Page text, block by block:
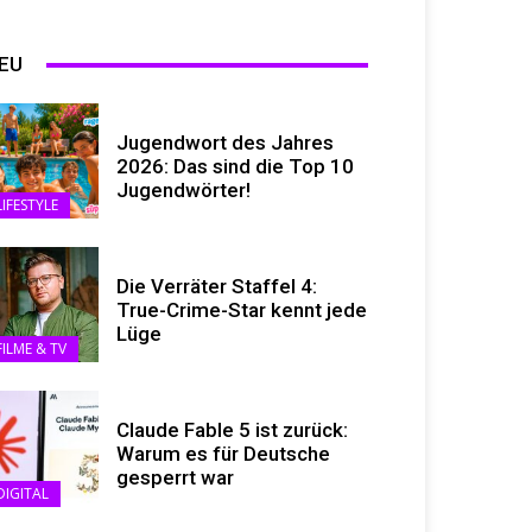
Jugendwort des Jahres
2026: Das sind die Top 10
Jugendwörter!
& TV
Die Verräter Staffel 4:
True-Crime-Star kennt jede
Lüge
Claude Fable 5 ist zurück:
Warum es für Deutsche
gesperrt war